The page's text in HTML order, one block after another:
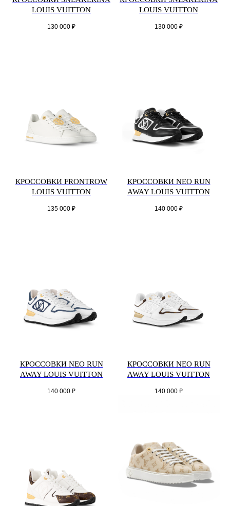
LOUIS VUITTON
130 000 ₽
LOUIS VUITTON
130 000 ₽
КРОССОВКИ FRONTROW
LOUIS VUITTON
135 000 ₽
КРОССОВКИ NEO RUN
AWAY LOUIS VUITTON
140 000 ₽
КРОССОВКИ NEO RUN
AWAY LOUIS VUITTON
140 000 ₽
КРОССОВКИ NEO RUN
AWAY LOUIS VUITTON
140 000 ₽